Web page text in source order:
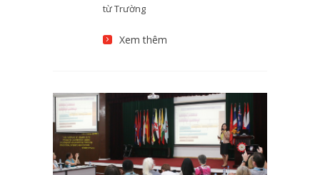
từ Trường
Xem thêm